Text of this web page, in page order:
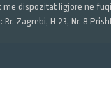
me dispozitat ligjore në
Zagrebi, H 23, Nr. 8